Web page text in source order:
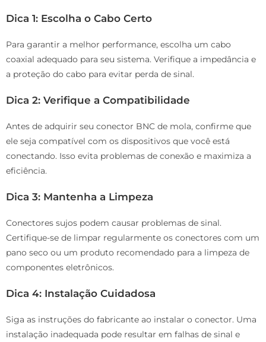
Dica 1: Escolha o Cabo Certo
Para garantir a melhor performance, escolha um cabo
coaxial adequado para seu sistema. Verifique a impedância e
a proteção do cabo para evitar perda de sinal.
Dica 2: Verifique a Compatibilidade
Antes de adquirir seu conector BNC de mola, confirme que
ele seja compatível com os dispositivos que você está
conectando. Isso evita problemas de conexão e maximiza a
eficiência.
Dica 3: Mantenha a Limpeza
Conectores sujos podem causar problemas de sinal.
Certifique-se de limpar regularmente os conectores com um
pano seco ou um produto recomendado para a limpeza de
componentes eletrônicos.
Dica 4: Instalação Cuidadosa
Siga as instruções do fabricante ao instalar o conector. Uma
instalação inadequada pode resultar em falhas de sinal e